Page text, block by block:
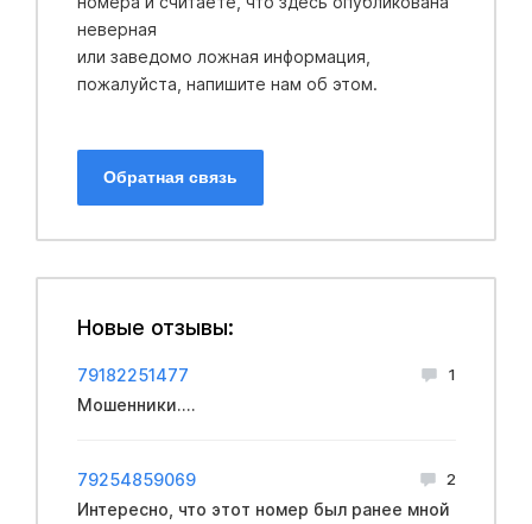
неверная
или заведомо ложная информация,
пожалуйста, напишите нам об этом.
Обратная связь
Новые отзывы:
79182251477 1
Мошенники....
79254859069 2
Интересно, что этот номер был ранее мной